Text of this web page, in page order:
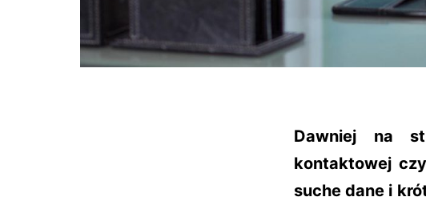
Dawniej na
kontaktowej
suche dane i